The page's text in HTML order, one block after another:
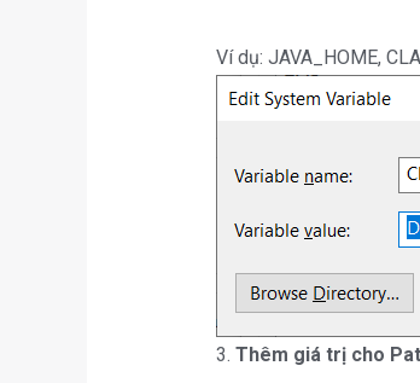
Ví dụ: JAVA_HOME,
3. Thêm giá trị cho